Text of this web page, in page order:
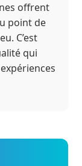
offrent
point de
C’est
qui